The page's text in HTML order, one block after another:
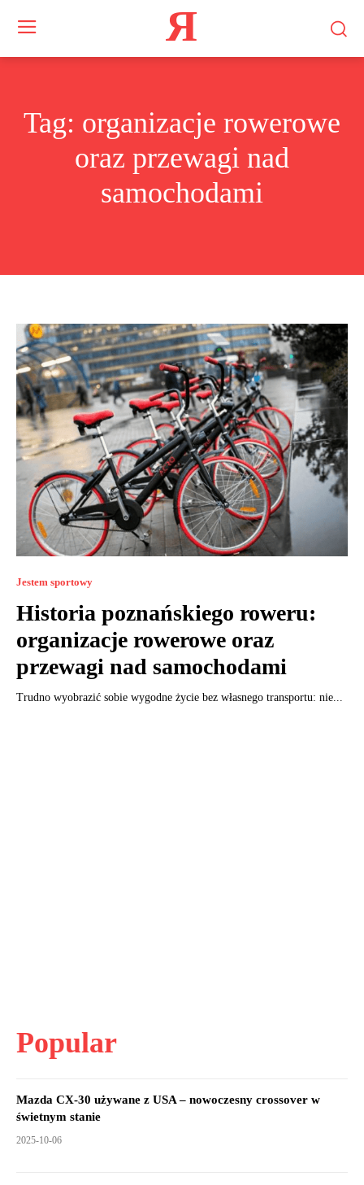
Я
Tag: organizacje rowerowe
oraz przewagi nad
samochodami
Jestem sportowy
Historia poznańskiego roweru:
organizacje rowerowe oraz
przewagi nad samochodami
Trudno wyobrazić sobie wygodne życie bez własnego transportu: nie...
Popular
Mazda CX-30 używane z USA – nowoczesny crossover w
świetnym stanie
2025-10-06